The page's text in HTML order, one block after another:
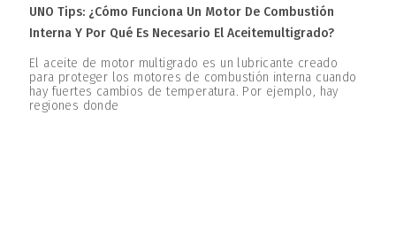
UNO Tips: ¿Cómo Funciona Un Motor De Combustión
Interna Y Por Qué Es Necesario El Aceitemultigrado?
El aceite de motor multigrado es un lubricante creado
para proteger los motores de combustión interna cuando
hay fuertes cambios de temperatura. Por ejemplo, hay
regiones donde